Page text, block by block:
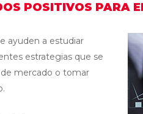
POSITIVOS PARA
ayuden a estudiar
estrategias que se
mercado o tomar